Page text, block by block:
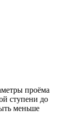
проёма
ступени до
меньше